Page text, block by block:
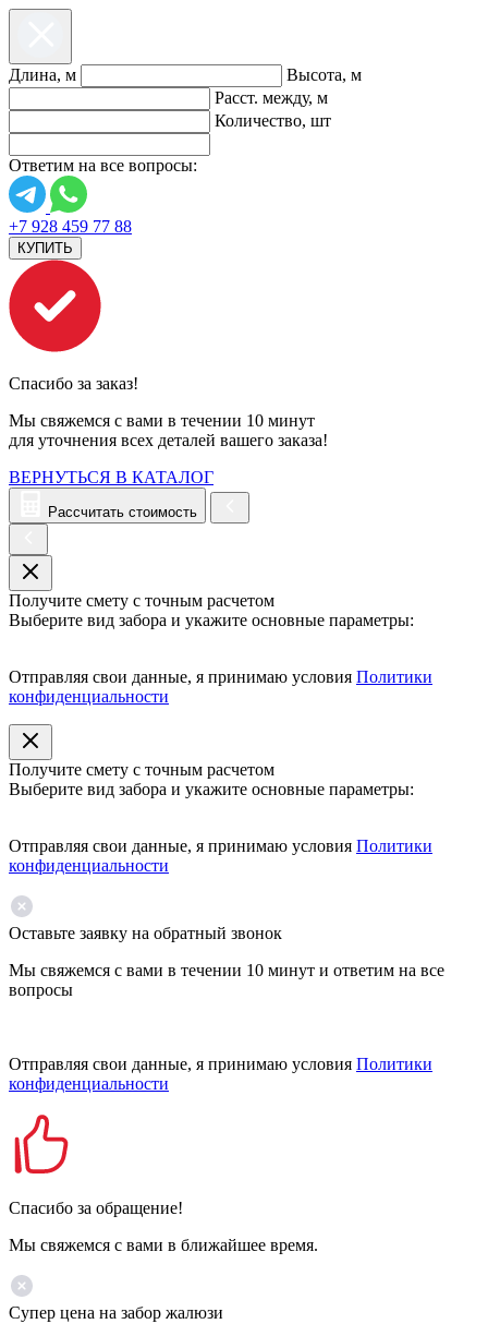
Длина, м
Высота, м
Расст. между, м
Количество, шт
Ответим на все вопросы:
+7 928 459 77 88
КУПИТЬ
Спасибо за заказ!
Мы свяжемся с вами в течении 10 минут
для уточнения всех деталей вашего заказа!
ВЕРНУТЬСЯ В КАТАЛОГ
Рассчитать стоимость
Получите смету с точным расчетом
Выберите вид забора и укажите основные параметры:
Отправляя свои данные, я принимаю условия Политики
конфиденциальности
Получите смету с точным расчетом
Выберите вид забора и укажите основные параметры:
Отправляя свои данные, я принимаю условия Политики
конфиденциальности
Оставьте заявку на обратный звонок
Мы свяжемся с вами в течении 10 минут и ответим на все
вопросы
Отправляя свои данные, я принимаю условия Политики
конфиденциальности
Спасибо за обращение!
Мы свяжемся с вами в ближайшее время.
Супер цена на забор жалюзи